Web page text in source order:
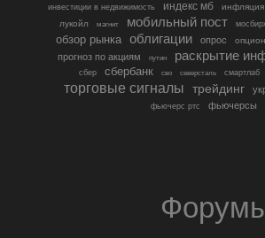
инвестиции в недвижимость индекс мб
инфляция
лукойл
магнит мобильный пост
обзор рынка облигации опрос
прогноз по акциям путин раскрытие
сбер сбербанк сво северсталь смартлаб
торговые сигналы трейдинг
фьючерс ртс фьючерсы